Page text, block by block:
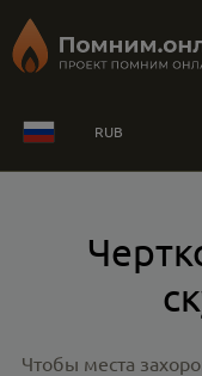
RUB
Чтобы места